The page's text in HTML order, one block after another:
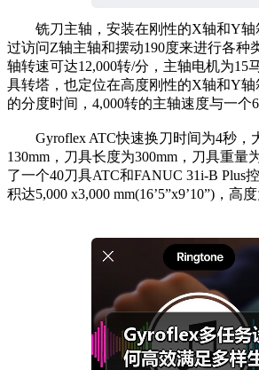
铣刀主轴，安装在刚性的X轴和Y轴
过访问Z轴主轴和摆动190度来进行各种
轴转速可达12,000转/分，主轴电机为15
具转塔，也定位在高度刚性的X轴和Y轴
的分度时间，4,000转的主轴速度与一个
Gyroflex ATC快速换刀时间为4秒，
130mm，刀具长度为300mm，刀具重量
了一个40刀具ATC和FANUC 31i-B Plus
积达5,000 x3,000 mm(16’5”x9’10”)，高度